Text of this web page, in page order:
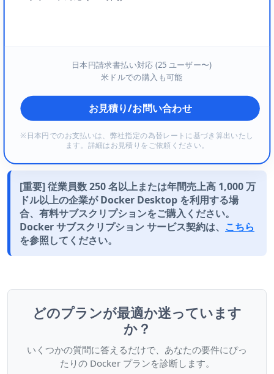
日本円請求書払い対応 (25 ユーザー〜)
米ドルでの購入も可能
お見積り/お問い合わせ
※日本円でのお支払いは、弊社指定の為替レートに基づき算出いたし
ます。詳細はお見積りをご依頼ください。
[重要] 従業員数 250 名以上または年間売上高 1,000 万
ドル以上の企業が Docker Desktop を利用する場
合、有料サブスクリプションをご購入ください。
Docker サブスクリプション サービス契約は、 こちら
を参照してください。
どのプランが最適か迷っています
か？
いくつかの質問に答えるだけで、あなたの要件にぴっ
たりの Docker プランを診断します。